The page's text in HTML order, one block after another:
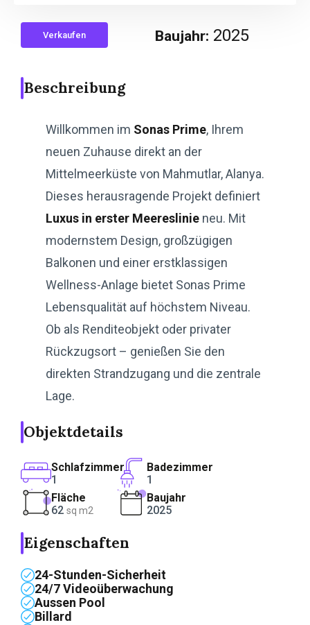
Verkaufen Baujahr: 2025
Beschreibung
Willkommen im Sonas Prime, Ihrem
neuen Zuhause direkt an der
Mittelmeerküste von Mahmutlar, Alanya.
Dieses herausragende Projekt definiert
Luxus in erster Meereslinie neu. Mit
modernstem Design, großzügigen
Balkonen und einer erstklassigen
Wellness-Anlage bietet Sonas Prime
Lebensqualität auf höchstem Niveau.
Ob als Renditeobjekt oder privater
Rückzugsort – genießen Sie den
direkten Strandzugang und die zentrale
Lage.
Objektdetails
Schlafzimmer
1
Badezimmer
1
Fläche
62 sq m2
Baujahr
2025
Eigenschaften
24-Stunden-Sicherheit
24/7 Videoüberwachung
Aussen Pool
Billard